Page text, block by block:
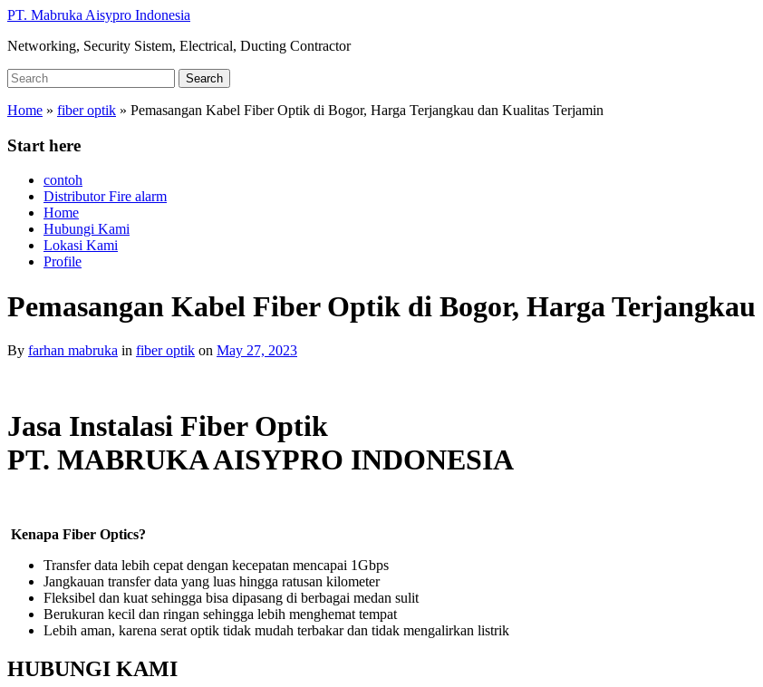
Skip
main
PT. Mabruka Aisypro Indonesia
Networking, Security Sistem, Electrical, Ducting Contractor
Search
for:
Search
Home » fiber optik » Pemasangan Kabel Fiber Optik di Bogor, Harga Terjangkau dan Kualitas Terjamin
Start here
contoh
Distributor Fire alarm
Home
Hubungi Kami
Lokasi Kami
Profile
Pemasangan Kabel Fiber Optik di Bogor, Harga
By farhan mabruka in fiber optik on May 27, 2023
Jasa Instalasi Fiber Optik
PT. MABRUKA AISYPRO INDONESIA
Kenapa Fiber Optics?
Transfer data lebih cepat dengan kecepatan mencapai 1Gbps
Jangkauan transfer data yang luas hingga ratusan kilometer
Fleksibel dan kuat sehingga bisa dipasang di berbagai medan sulit
Berukuran kecil dan ringan sehingga lebih menghemat tempat
Lebih aman, karena serat optik tidak mudah terbakar dan tidak mengalirkan listrik
HUBUNGI KAMI